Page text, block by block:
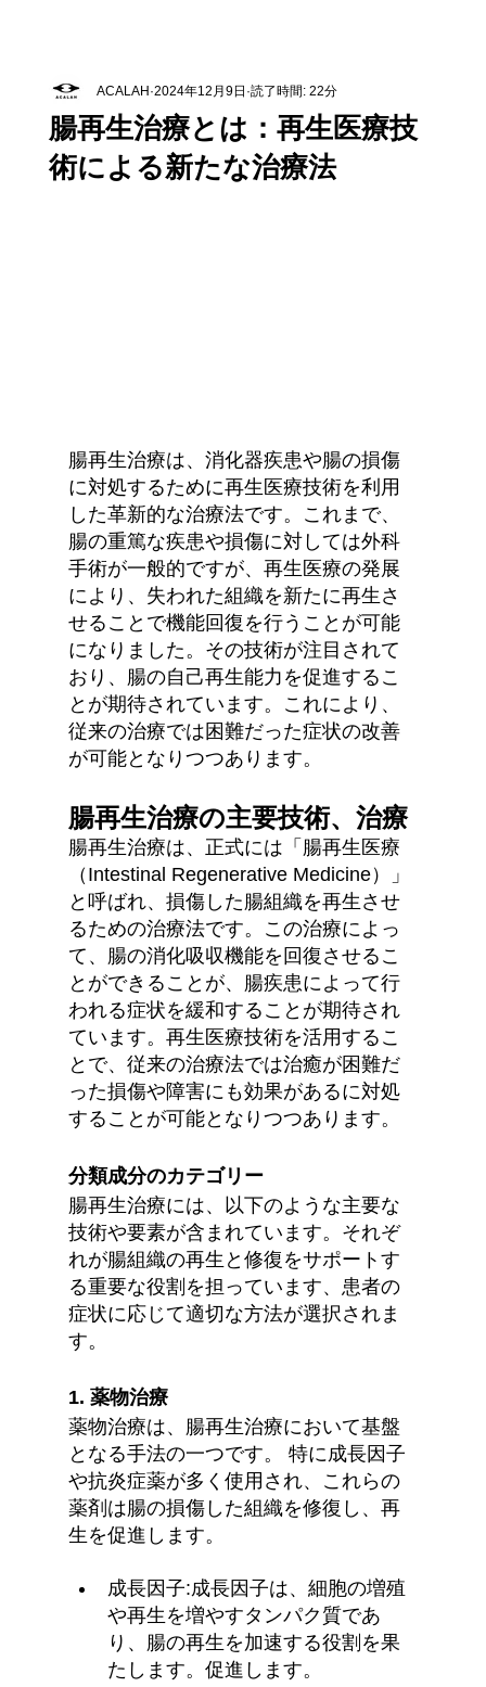
腸再生治療とは：再生医療技
術による新たな治療法
ACALAH 2024年12月9日 読了時間: 22分
腸再生治療は、消化器疾患や腸の損傷
に対処するために再生医療技術を利用
した革新的な治療法です。これまで、
腸の重篤な疾患や損傷に対しては外科
手術が一般的ですが、再生医療の発展
により、失われた組織を新たに再生さ
せることで機能回復を行うことが可能
になりました。その技術が注目されて
おり、腸の自己再生能力を促進するこ
とが期待されています。これにより、
従来の治療では困難だった症状の改善
が可能となりつつあります。
腸再生治療の主要技術、治療
腸再生治療は、正式には「腸再生医療
（Intestinal Regenerative Medicine）」
と呼ばれ、損傷した腸組織を再生させ
るための治療法です。この治療によっ
て、腸の消化吸収機能を回復させるこ
とができることが、腸疾患によって行
われる症状を緩和することが期待され
ています。再生医療技術を活用するこ
とで、従来の治療法では治癒が困難だ
った損傷や障害にも効果があるに対処
することが可能となりつつあります。
分類成分のカテゴリー
腸再生治療には、以下のような主要な
技術や要素が含まれています。それぞ
れが腸組織の再生と修復をサポートす
る重要な役割を担っています、患者の
症状に応じて適切な方法が選択されま
す。
1. 薬物治療
薬物治療は、腸再生治療において基盤
となる手法の一つです。 特に成長因子
や抗炎症薬が多く使用され、これらの
薬剤は腸の損傷した組織を修復し、再
生を促進します。
成長因子:成長因子は、細胞の増殖
や再生を増やすタンパク質であ
り、腸の再生を加速する役割を果
たします。促進します。